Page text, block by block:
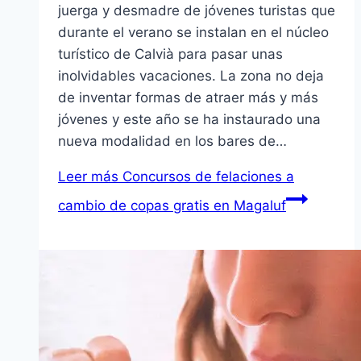
juerga y desmadre de jóvenes turistas que
durante el verano se instalan en el núcleo
turístico de Calvià para pasar unas
inolvidables vacaciones. La zona no deja
de inventar formas de atraer más y más
jóvenes y este año se ha instaurado una
nueva modalidad en los bares de…
Leer más Concursos de felaciones a
cambio de copas gratis en Magaluf